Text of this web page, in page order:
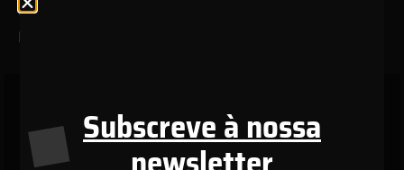
Para os meus apoiantes eu só tenho mesmo uma
palavra, é ESPERANÇA.
Subscreve à nossa